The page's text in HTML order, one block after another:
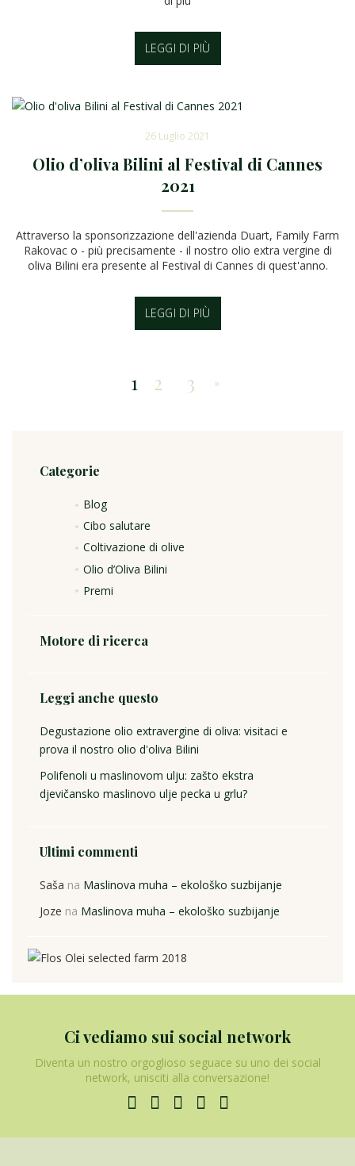
LEGGI DI PIÙ
26 Luglio 2021
Olio d’oliva Bilini al Festival di Cannes
2021
Attraverso la sponsorizzazione dell'azienda Duart, Family Farm
Rakovac o - più precisamente - il nostro olio extra vergine di
oliva Bilini era presente al Festival di Cannes di quest'anno.
LEGGI DI PIÙ
1 2 3 »
Categorie
Blog
Cibo salutare
Coltivazione di olive
Olio d’Oliva Bilini
Premi
Motore di ricerca
Leggi anche questo
Degustazione olio extravergine di oliva: visitaci e
prova il nostro olio d'oliva Bilini
Polifenoli u maslinovom ulju: zašto ekstra
djevičansko maslinovo ulje pecka u grlu?
Ultimi commenti
Saša na Maslinova muha – ekološko suzbijanje
Joze na Maslinova muha – ekološko suzbijanje
Ci vediamo sui social network
Diventa un nostro orgoglioso seguace su uno dei social
network, unisciti alla conversazione!